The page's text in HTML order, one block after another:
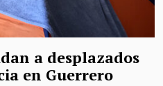
a desplazados
en Guerrero